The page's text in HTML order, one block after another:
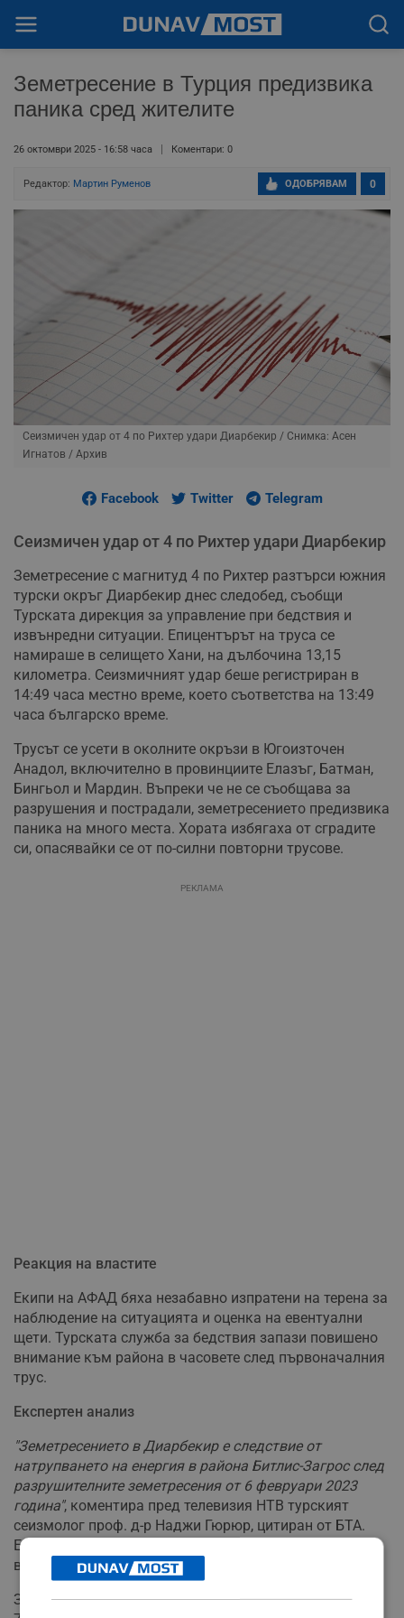
Земетресение в Турция предизвика
паника сред жителите
26 октомври 2025 - 16:58 часа Коментари: 0
Редактор: Мартин Руменов 0
ОДОБРЯВАМ
Сеизмичен удар от 4 по Рихтер удари Диарбекир / Снимка: Асен
Игнатов / Архив
Facebook Twitter Telegram
Сеизмичен удар от 4 по Рихтер удари Диарбекир
Земетресение с магнитуд 4 по Рихтер разтърси южния
турски окръг Диарбекир днес следобед, съобщи
Турската дирекция за управление при бедствия и
извънредни ситуации. Епицентърът на труса се
намираше в селището Хани, на дълбочина 13,15
километра. Сеизмичният удар беше регистриран в
14:49 часа местно време, което съответства на 13:49
часа българско време.
Трусът се усети в околните окръзи в Югоизточен
Анадол, включително в провинциите Елазъг, Батман,
Бингьол и Мардин. Въпреки че не се съобщава за
разрушения и пострадали, земетресението предизвика
паника на много места. Хората избягаха от сградите
си, опасявайки се от по-силни повторни трусове.
РЕКЛАМА
Реакция на властите
Екипи на АФАД бяха незабавно изпратени на терена за
наблюдение на ситуацията и оценка на евентуални
щети. Турската служба за бедствия запази повишено
внимание към района в часовете след първоначалния
трус.
Експертен анализ
"Земетресението в Диарбекир е следствие от
натрупването на енергия в района Битлис-Загрос след
разрушителните земетресения от 6 февруари 2023
година", коментира пред телевизия НТВ турският
сеизмолог проф. д-р Наджи Гюрюр, цитиран от БТА.
Експертът предупреди за необходимост от повишено
внимание в региона.
Земетресенията от февруари 2023 година, с магнитуд